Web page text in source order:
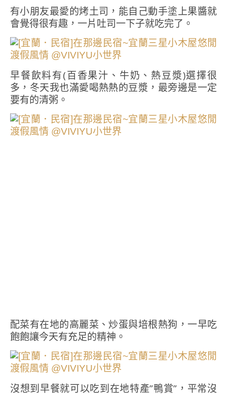
有小朋友最愛的烤土司，能自己動手塗上果醬就
會覺得很有趣，一片吐司一下子就吃完了。
早餐飲料有(百香果汁、牛奶、熱豆漿)選擇很
多，冬天我也滿愛喝熱熱的豆漿，最旁邊是一定
要有的清粥。
配菜有在地的高麗菜、炒蛋與培根熱狗，一早吃
飽飽讓今天有充足的精神。
沒想到早餐就可以吃到在地特產”鴨賞”，平常沒